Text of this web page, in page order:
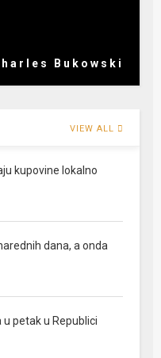
Bukowski
VIEW ALL
kupovine lokalno
dana, a onda
u petak u Republici